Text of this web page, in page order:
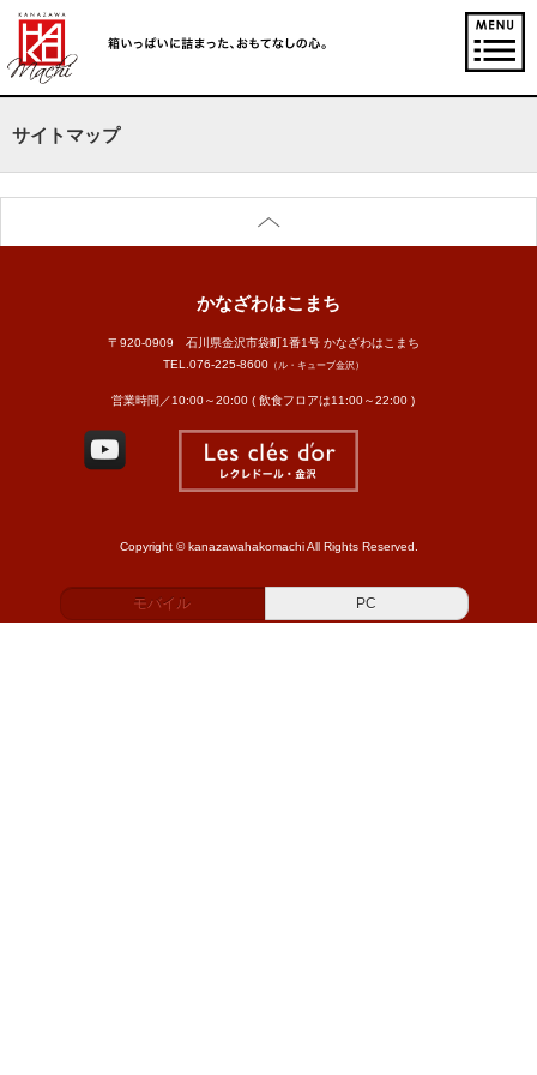
サイトマップ
かなざわはこまち
〒920-0909 石川県金沢市袋町1番1号 かなざわはこまち
TEL. 076-225-8600（ル・キューブ金沢）
営業時間／10:00～20:00 ( 飲食フロアは11:00～22:00 )
Copyright © kanazawahakomachi All Rights Reserved.
モバイル PC